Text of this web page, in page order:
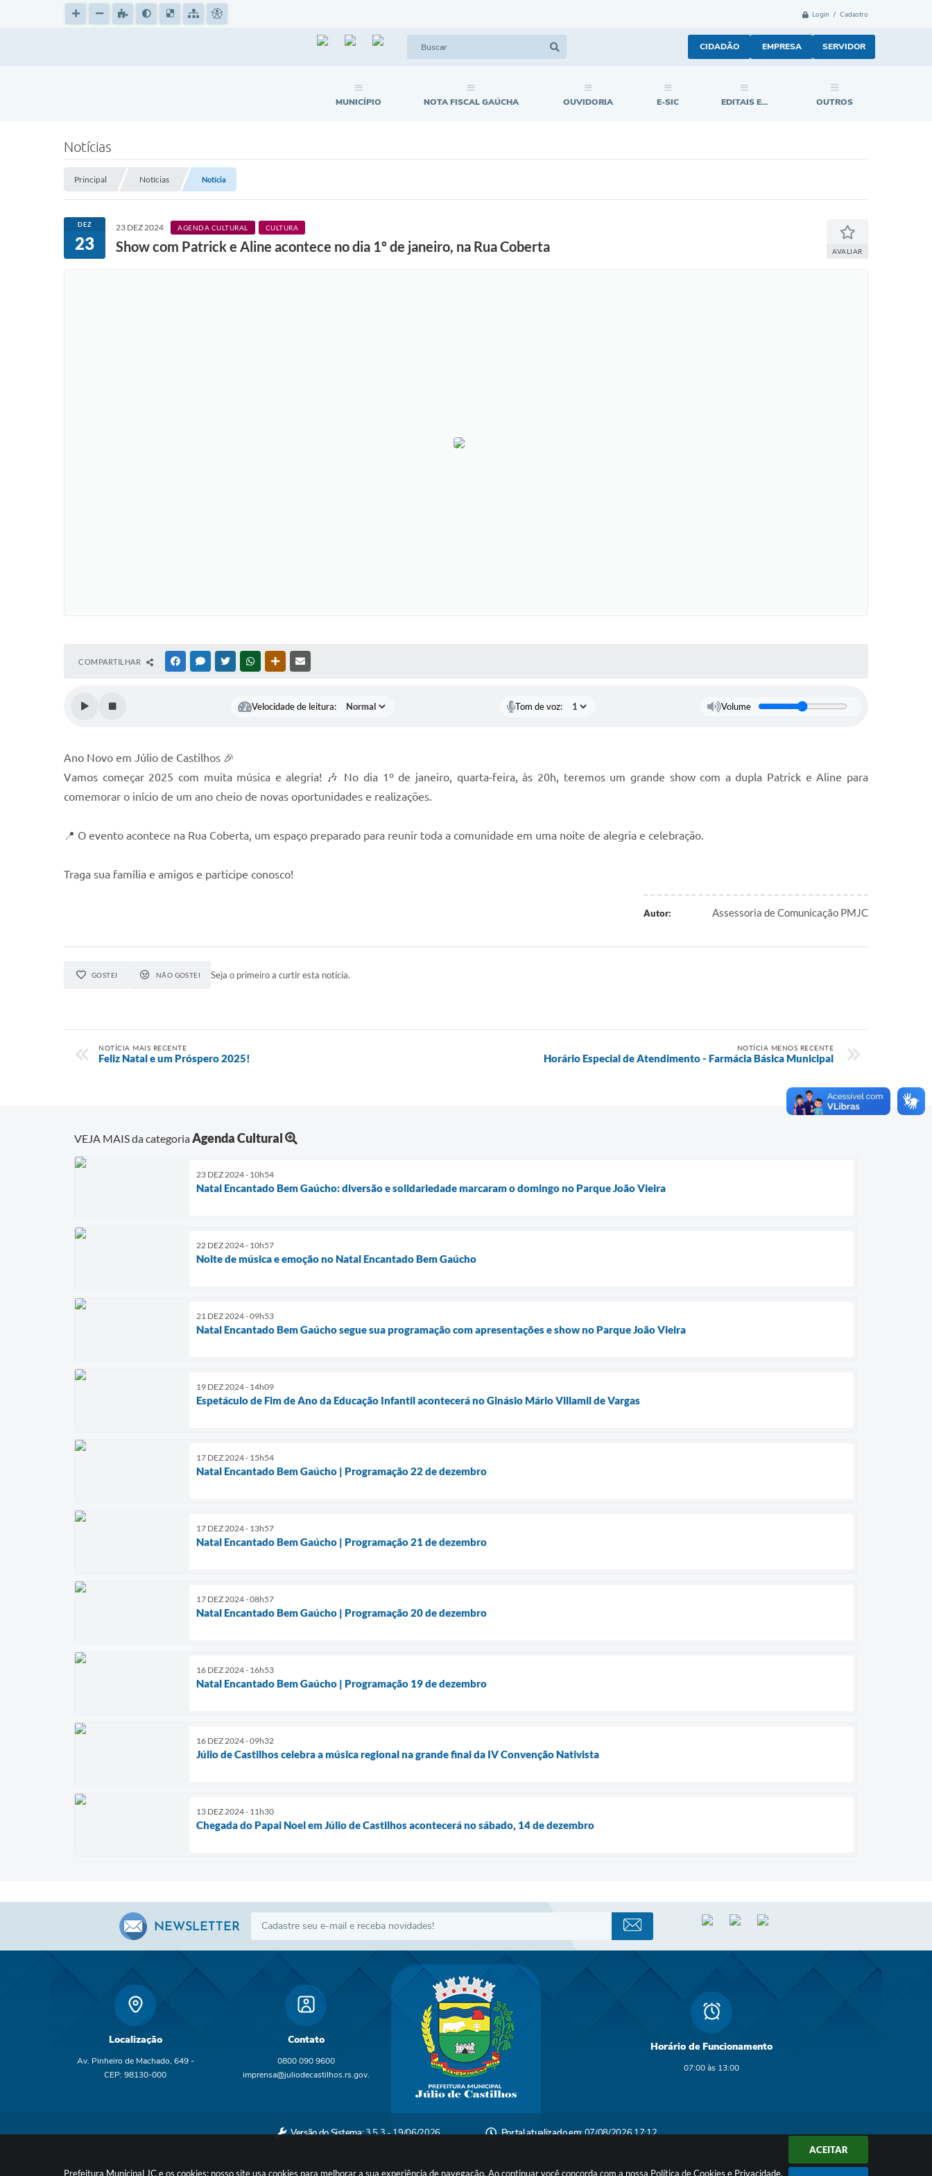
Prefeitura Municipal JC e os cookies: nosso site usa cookies para melhorar a sua experiência de navegação. Ao continuar você concorda com a nossa Política de Cookies e Privacidade.
ACEITAR
Login / Cadastro
CIDADÃO EMPRESA SERVIDOR
MUNICÍPIO NOTA FISCAL GAÚCHA OUVIDORIA E-SIC EDITAIS E... OUTROS
Notícias
Principal Notícias Notícia
DEZ
23
23 DEZ 2024 AGENDA CULTURAL CULTURA
Show com Patrick e Aline acontece no dia 1º de janeiro, na Rua Coberta AVALIAR
COMPARTILHAR FACEBOOKMESSENGER
TWITTERWHATSAPPOUTRAS MÍDIAS
Velocidade de leitura: Tom de voz: Volume
Ano Novo em Júlio de Castilhos 🎉
Vamos começar 2025 com muita música e alegria! 🎶 No dia 1º de janeiro, quarta-feira, às 20h, teremos um grande show com a dupla Patrick e Aline para
comemorar o início de um ano cheio de novas oportunidades e realizações.
📍 O evento acontece na Rua Coberta, um espaço preparado para reunir toda a comunidade em uma noite de alegria e celebração.
Traga sua família e amigos e participe conosco!
Autor: Assessoria de Comunicação PMJC
GOSTEI NÃO GOSTEI Seja o primeiro a curtir esta notícia.
NOTÍCIA MAIS RECENTE
Feliz Natal e um Próspero 2025!
NOTÍCIA MENOS RECENTE
Horário Especial de Atendimento - Farmácia Básica Municipal
VEJA MAIS da categoriaAgenda Cultural
23 DEZ 2024 - 10h54
Natal Encantado Bem Gaúcho: diversão e solidariedade marcaram o domingo no Parque João Vieira
22 DEZ 2024 - 10h57
Noite de música e emoção no Natal Encantado Bem Gaúcho
21 DEZ 2024 - 09h53
Natal Encantado Bem Gaúcho segue sua programação com apresentações e show no Parque João Vieira
19 DEZ 2024 - 14h09
Espetáculo de Fim de Ano da Educação Infantil acontecerá no Ginásio Mário Villamil de Vargas
17 DEZ 2024 - 15h54
Natal Encantado Bem Gaúcho | Programação 22 de dezembro
17 DEZ 2024 - 13h57
Natal Encantado Bem Gaúcho | Programação 21 de dezembro
17 DEZ 2024 - 08h57
Natal Encantado Bem Gaúcho | Programação 20 de dezembro
16 DEZ 2024 - 16h53
Natal Encantado Bem Gaúcho | Programação 19 de dezembro
16 DEZ 2024 - 09h32
Júlio de Castilhos celebra a música regional na grande final da IV Convenção Nativista
13 DEZ 2024 - 11h30
Chegada do Papai Noel em Júlio de Castilhos acontecerá no sábado, 14 de dezembro
NEWSLETTER
Localização
Av. Pinheiro de Machado, 649 -
CEP: 98130-000
Contato
0800 090 9600
imprensa@juliodecastilhos.rs.gov.
Horário de Funcionamento
07:00 às 13:00
Versão do Sistema:3.5.3 - 19/06/2026 Portal atualizado em:07/08/2026 17:12